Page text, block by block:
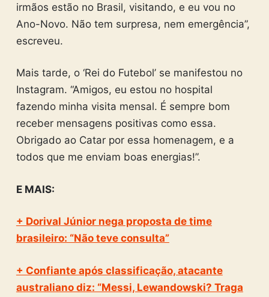
irmãos estão no Brasil, visitando, e eu vou no
Ano-Novo. Não tem surpresa, nem emergência”,
escreveu.
Mais tarde, o ‘Rei do Futebol’ se manifestou no
Instagram. “Amigos, eu estou no hospital
fazendo minha visita mensal. É sempre bom
receber mensagens positivas como essa.
Obrigado ao Catar por essa homenagem, e a
todos que me enviam boas energias!”.
E MAIS:
+ Dorival Júnior nega proposta de time
brasileiro: “Não teve consulta”
+ Confiante após classificação, atacante
australiano diz: “Messi, Lewandowski? Traga